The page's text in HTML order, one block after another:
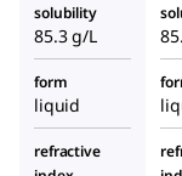
solubility
85.3 g/L
form
liquid
refractive